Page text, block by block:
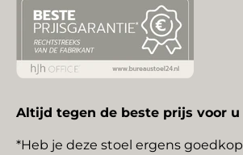
Altijd tegen de beste prijs voor u
*Heb je deze stoel ergens